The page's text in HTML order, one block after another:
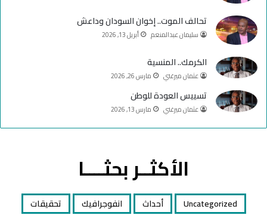
تحالف الموت.. إخوان السودان وداعش
سليمان عبدالمنعم أبريل 13, 2026
الكرمك.. المنسية
عثمان ميرغني مارس 26, 2026
تسييس العودة للوطن
عثمان ميرغني مارس 13, 2026
الأكثــر بحثــــا
Uncategorized أحداث انفوجرافيك تحقيقات